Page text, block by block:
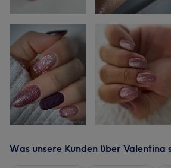
Was unsere Kunden über Valentina